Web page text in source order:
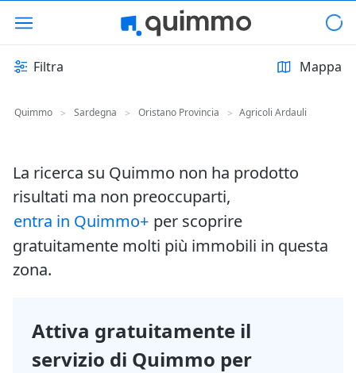
Filtra Mappa
Quimmo > Sardegna > Oristano Provincia > Agricoli Ardauli
La ricerca su Quimmo non ha prodotto
risultati ma non preoccuparti,
entra in Quimmo+ per scoprire
gratuitamente molti più immobili in questa
zona.
Attiva gratuitamente il
servizio di Quimmo per